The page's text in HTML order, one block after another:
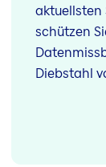
aktuellsten
schützen
Diebstahl